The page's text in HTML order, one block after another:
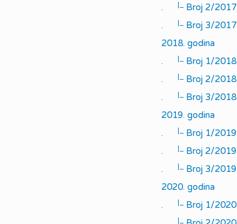
.
|_
Broj 2/2017
.
|_
Broj 3/2017
2018. godina
.
|_
Broj 1/2018
.
|_
Broj 2/2018
.
|_
Broj 3/2018
2019. godina
.
|_
Broj 1/2019
.
|_
Broj 2/2019
.
|_
Broj 3/2019
2020. godina
.
|_
Broj 1/2020
|_